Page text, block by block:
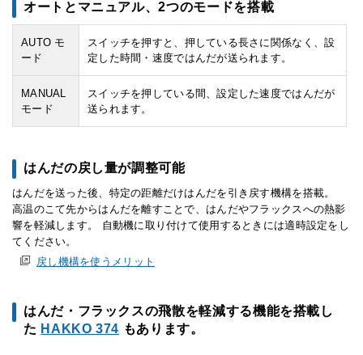
オートとマニュアル、2つのモードを搭載
AUTO モ
ード
スイッチを押すと、押している長さに関係なく、設
定した時間・速度ではんだが送られます。
MANUAL
モード
スイッチを押している間、設定した速度ではんだが
送られます。
はんだの戻し量が調整可能
はんだを送った後、特定の距離だけはんだを引き戻す機構を搭載。
高温のこて先からはんだを離すことで、はんだやフラックスへの熱影
響を軽減します。 自動機に取り付けて使用するときには適時設定をし
てください。
戻し機構を使うメリット
はんだ・フラックスの飛散を軽減する機能を搭載し
た HAKKO 374 もあります。